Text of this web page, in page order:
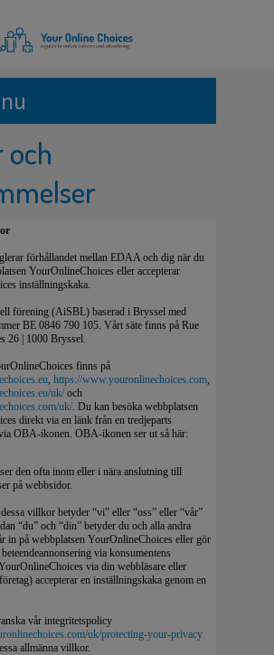
förhållandet mellan EDAA och dig när du
YourOnlineChoices eller accepterar
inställningskaka.
förening (AiSBL) baserad i Bryssel med
BE 0846 790 105. Vårt säte finns på Rue
26 | 1000 Bryssel.
finns på
, https://www.youronlinechoices.com,
uk/ och
uk/. Du kan besöka webbplatsen
direkt via en länk från en tredjeparts
OBA-ikonen. OBA-ikonen ser ut så här:
den ofta inom eller i nära anslutning till
på webbsidor.
villkor betyder “vi” eller “oss” eller “vår”
“du” och “din” betyder du och alla andra
in på webbplatsen YourOnlineChoices eller gör
via konsumentens
via din webbläsare eller
accepterar en inställningskaka genom en
vår integritetspolicy
uk/protecting-your-privacy
allmänna villkor.